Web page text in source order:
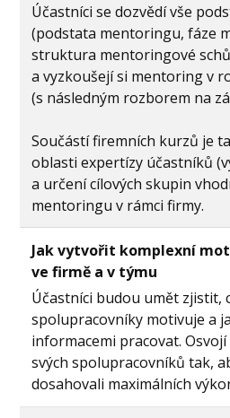
Účastníci se dozvědí vše
(podstata mentoringu, fáze
struktura mentoringové
a vyzkoušejí si mentoring v
(s následným rozborem na
Součástí firemních kurzů je
oblasti expertízy účastníků
a určení cílových skupin
mentoringu v rámci firmy.
Jak vytvořit komplexní
ve firmě a v týmu
Účastníci budou umět zjistit,
spolupracovníky motivuje a
informacemi pracovat. Osvojí
svých spolupracovníků tak,
dosahovali maximálních